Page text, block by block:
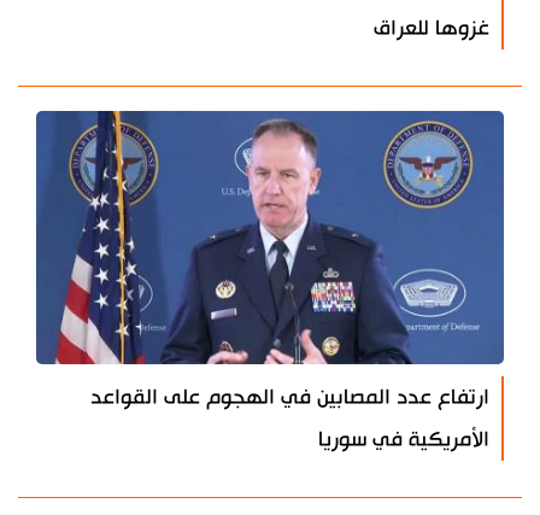
غزوها للعراق
ارتفاع عدد المصابين في الهجوم على القواعد
الأمريكية في سوريا